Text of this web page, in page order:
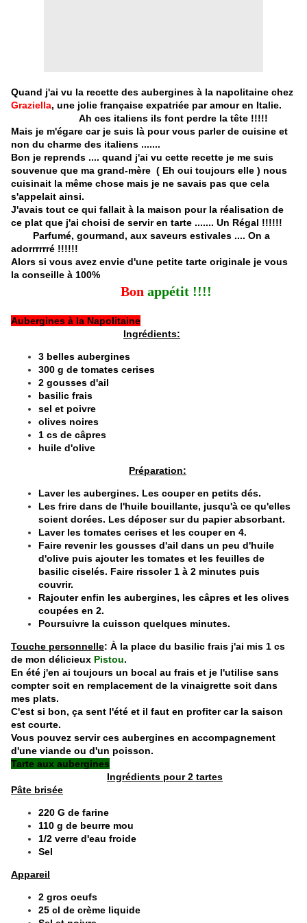
Quand j'ai vu la recette des aubergines à la napolitaine chez
Graziella, une jolie française expatriée par amouren Italie.
Ah ces italiens ils font perdre la tête !!!!!
Mais je m'égare car je suis là pour vous parler de cuisine et
non du charme des italiens .......
Bon je reprends .... quand j'ai vu cette recette je me suis
souvenue que ma grand-mère ( Eh oui toujours elle ) nous
cuisinait la même chose mais je ne savais pas que cela
s'appelait ainsi.
J'avais tout ce qui fallait à la maison pour la réalisation de
ce plat que j'ai choisi de servir en tarte ....... Un Régal !!!!!!
Parfumé, gourmand, aux saveurs estivales .... On a
adorrrrrré !!!!!!
Alors si vous avez envie d'une petite tarte originale je vous
la conseille à 100%
Bon appétit !!!!
Aubergines à la Napolitaine
Ingrédients:
3 belles aubergines
300 g de tomates cerises
2 gousses d'ail
basilic frais
sel et poivre
olives noires
1 cs de câpres
huile d'olive
Préparation:
Laver les aubergines. Les couper en petits dés.
Les frire dans de l'huile bouillante, jusqu'à ce qu'elles
soient dorées. Les déposer sur du papier absorbant.
Laver les tomates cerises et les couper en 4.
Faire revenir les gousses d'ail dans un peu d'huile
d'olive puis ajouter les tomates et les feuilles de
basilic ciselés. Faire rissoler 1 à 2 minutes puis
couvrir.
Rajouter enfin les aubergines, les câpres et les olives
coupées en 2.
Poursuivre la cuisson quelques minutes.
Touche personnelle: À la place du basilic frais j'ai mis 1 cs
de mon délicieux Pistou.
En été j'en ai toujours un bocal au frais et je l'utilise sans
compter soit en remplacement de la vinaigrette soit dans
mes plats.
C'est si bon, ça sent l'été et il faut en profiter car la saison
est courte.
​​​​​​​Vous pouvez servir ces aubergines en accompagnement
d'une viande ou d'un poisson.
Tarte aux aubergines
Ingrédients pour 2 tartes
Pâte brisée
220 G de farine
110 g de beurre mou
1/2 verre d'eau froide
Sel
Appareil
2 gros oeufs
25 cl de crème liquide